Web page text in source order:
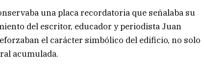
una placa recordatoria que señalaba su
del escritor, educador y periodista Juan
el carácter simbólico del edificio, no solo
acumulada.